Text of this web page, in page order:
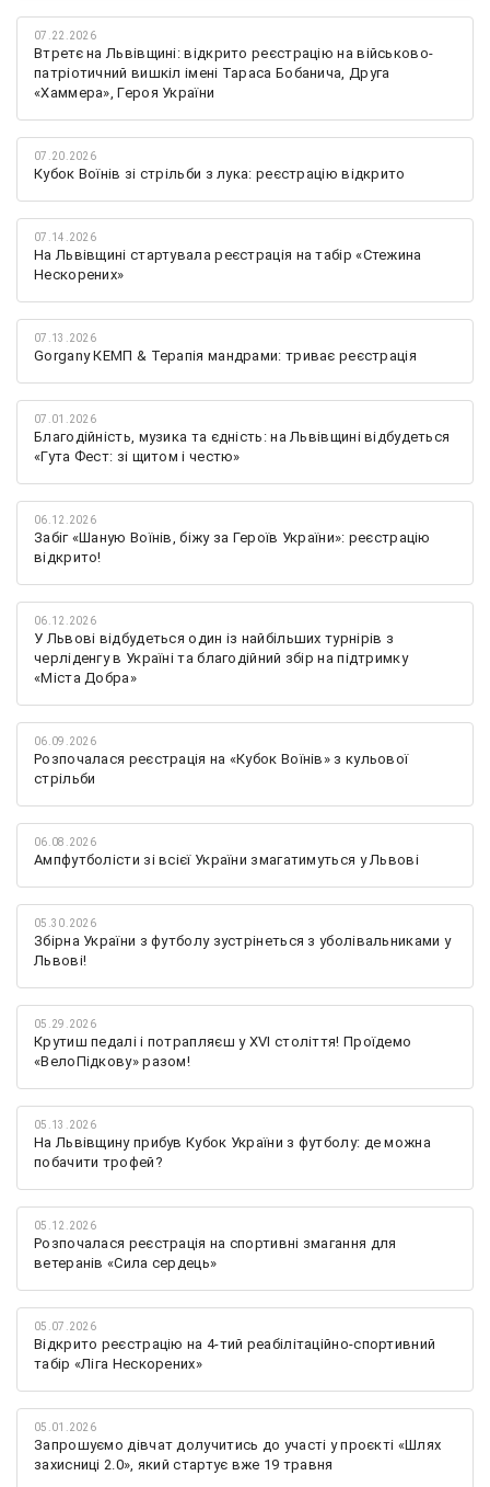
07.22.2026
Втретє на Львівщині: відкрито реєстрацію на військово-
патріотичний вишкіл імені Тараса Бобанича, Друга
«Хаммера», Героя України
07.20.2026
Кубок Воїнів зі стрільби з лука: реєстрацію відкрито
07.14.2026
На Львівщині стартувала реєстрація на табір «Стежина
Нескорених»
07.13.2026
Gorgany КЕМП & Терапія мандрами: триває реєстрація
07.01.2026
Благодійність, музика та єдність: на Львівщині відбудеться
«Гута Фест: зі щитом і честю»
06.12.2026
Забіг «Шаную Воїнів, біжу за Героїв України»: реєстрацію
відкрито!
06.12.2026
У Львові відбудеться один із найбільших турнірів з
черліденгу в Україні та благодійний збір на підтримку
«Міста Добра»
06.09.2026
Розпочалася реєстрація на «Кубок Воїнів» з кульової
стрільби
06.08.2026
Ампфутболісти зі всієї України змагатимуться у Львові
05.30.2026
Збірна України з футболу зустрінеться з уболівальниками у
Львові!
05.29.2026
Крутиш педалі і потрапляєш у XVI століття! Проїдемо
«ВелоПідкову» разом!
05.13.2026
На Львівщину прибув Кубок України з футболу: де можна
побачити трофей?
05.12.2026
Розпочалася реєстрація на спортивні змагання для
ветеранів «Сила сердець»
05.07.2026
Відкрито реєстрацію на 4-тий реабілітаційно-спортивний
табір «Ліга Нескорених»
05.01.2026
Запрошуємо дівчат долучитись до участі у проєкті «Шлях
захисниці 2.0», який стартує вже 19 травня